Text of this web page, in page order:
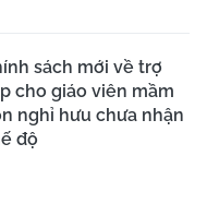
sách mới về trợ
cho giáo viên mầm
nghỉ hưu chưa nhận
độ